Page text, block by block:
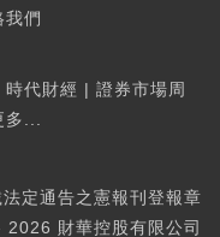
我們
時代財經 | 證券市場周
多...
定通告之憲報刊登報章
財華控股有限公司